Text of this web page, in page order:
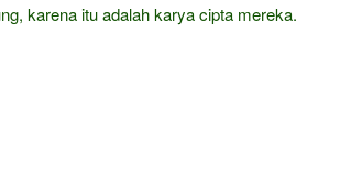
karena itu adalah karya cipta mereka.